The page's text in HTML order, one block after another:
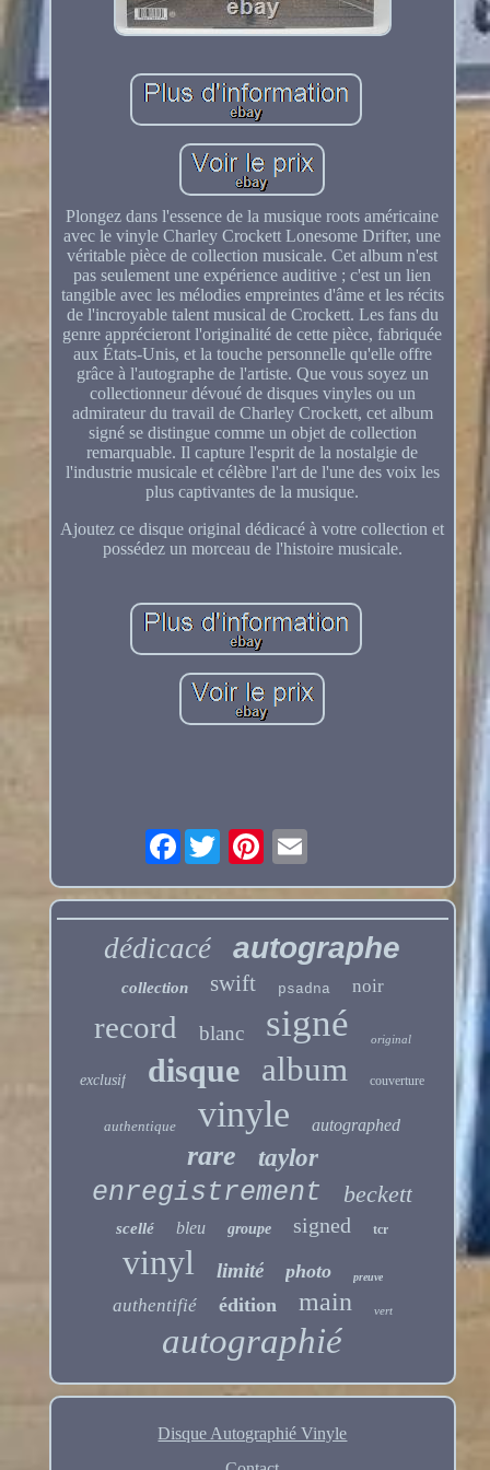
Plongez dans l'essence de la musique roots américaine
avec le vinyle Charley Crockett Lonesome Drifter, une
véritable pièce de collection musicale. Cet album n'est
pas seulement une expérience auditive ; c'est un lien
tangible avec les mélodies empreintes d'âme et les récits
de l'incroyable talent musical de Crockett. Les fans du
genre apprécieront l'originalité de cette pièce, fabriquée
aux États-Unis, et la touche personnelle qu'elle offre
grâce à l'autographe de l'artiste. Que vous soyez un
collectionneur dévoué de disques vinyles ou un
admirateur du travail de Charley Crockett, cet album
signé se distingue comme un objet de collection
remarquable. Il capture l'esprit de la nostalgie de
l'industrie musicale et célèbre l'art de l'une des voix les
plus captivantes de la musique.
Ajoutez ce disque original dédicacé à votre collection et
possédez un morceau de l'histoire musicale.
Facebook
dédicacé autographe
collection swift psadna noir
record blanc signé original
exclusif disque album couverture
authentique vinyle autographed
rare taylor
enregistrement beckett
scellé bleu groupe signed tcr
vinyl limité photo preuve
authentifié édition main vert
autographié
Disque Autographié Vinyle